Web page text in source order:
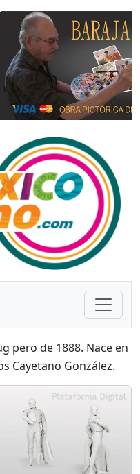
pero de 1888. Nace en
Cayetano González.